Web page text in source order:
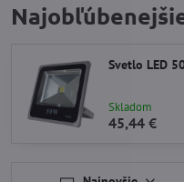
Svetlo LED
Skladom
45,44 €